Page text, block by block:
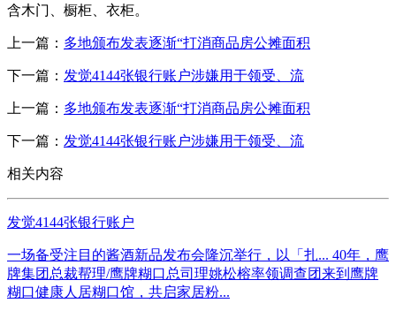
含木门、橱柜、衣柜。
上一篇： 多地颁布发表逐渐“打消商品房公摊面积
下一篇： 发觉4144张银行账户涉嫌用于领受、流
上一篇： 多地颁布发表逐渐“打消商品房公摊面积
下一篇： 发觉4144张银行账户涉嫌用于领受、流
相关内容
发觉4144张银行账户
一场备受注目的酱酒新品发布会隆沉举行，以「扎... 40年，鹰
牌集团总裁帮理/鹰牌糊口总司理姚松榕率领调查团来到鹰牌
糊口健康人居糊口馆，共启家居粉...